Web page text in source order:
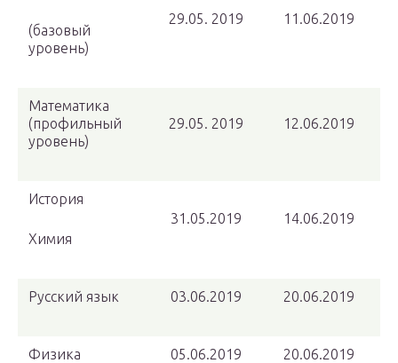
(базовый
уровень)
29.05. 2019 11.06.2019
Математика
(профильный
уровень)
29.05. 2019 12.06.2019
История
Химия
31.05.2019 14.06.2019
Русский язык 03.06.2019 20.06.2019
Физика 05.06.2019 20.06.2019